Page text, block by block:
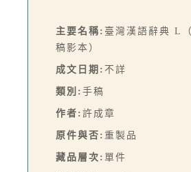
主要名稱: 臺灣漢語辭典 L
稿影本）
成文日期: 不詳
類別: 手稿
作者: 許成章
原件與否: 重製品
藏品層次: 單件